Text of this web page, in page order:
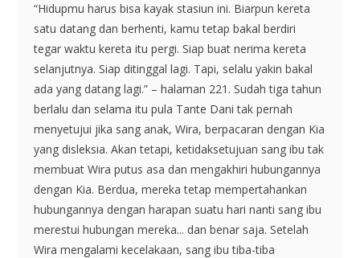
“Hidupmu harus bisa kayak stasiun ini. Biarpun kereta
satu datang dan berhenti, kamu tetap bakal berdiri
tegar waktu kereta itu pergi. Siap buat nerima kereta
selanjutnya. Siap ditinggal lagi. Tapi, selalu yakin bakal
ada yang datang lagi.” – halaman 221. Sudah tiga tahun
berlalu dan selama itu pula Tante Dani tak pernah
menyetujui jika sang anak, Wira, berpacaran dengan Kia
yang disleksia. Akan tetapi, ketidaksetujuan sang ibu tak
membuat Wira putus asa dan mengakhiri hubungannya
dengan Kia. Berdua, mereka tetap mempertahankan
hubungannya dengan harapan suatu hari nanti sang ibu
merestui hubungan mereka... dan benar saja. Setelah
Wira mengalami kecelakaan, sang ibu tiba-tiba